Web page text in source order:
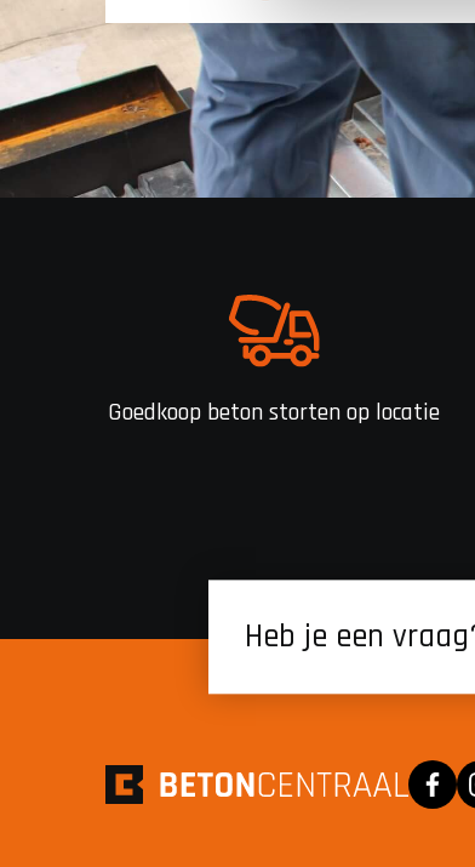
Goedkoop beton storten op locatie
Heb je een